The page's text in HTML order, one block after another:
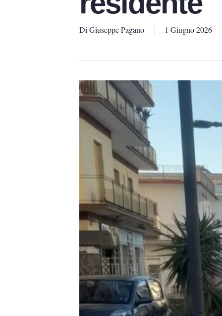
Di Giuseppe Pagano 1 Giugno 2026